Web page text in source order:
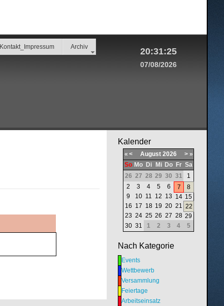
Kontakt_Impressum Archiv 20:31:25
07/08/2026
Kalender
« < August 2026 > »
So Mo Di Mi Do Fr Sa
26 27 28 29 30 31
1
2
3 4 5 6 7
8
9
10 11 12 13 14 15
16 17 18 19 20 21 22
23 24 25 26 27 28 29
30 31 1 2 3 4 5
Nach Kategorie
Events
Wettbewerb
Versammlung
Feiertage
Arbeitseinsatz